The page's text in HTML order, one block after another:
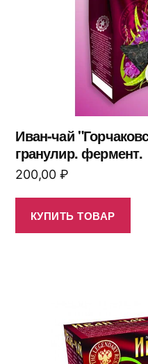
Иван-чай
гранулир. фермент.
200,00 ₽
КУПИТЬ ТОВАР